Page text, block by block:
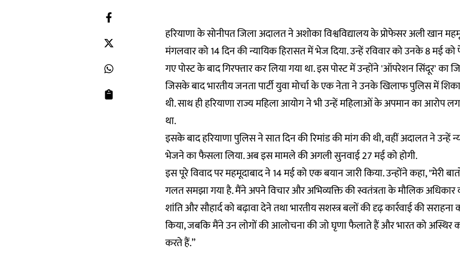
हरियाणा के सोनीपत जिला अदालत ने अशोका विश्वविद्यालय के प्रोफेसर अली खान
मंगलवार को 14 दिन की न्यायिक हिरासत में भेज दिया. उन्हें रविवार को उनके 8 मई
गए पोस्ट के बाद गिरफ्तार कर लिया गया था. इस पोस्ट में उन्होंने 'ऑपरेशन सिंदूर' का
जिसके बाद भारतीय जनता पार्टी युवा मोर्चा के एक नेता ने उनके खिलाफ पुलिस में
थी. साथ ही हरियाणा राज्य महिला आयोग ने भी उन्हें महिलाओं के अपमान का आरोप
था.
इसके बाद हरियाणा पुलिस ने सात दिन की रिमांड की मांग की थी, वहीं अदालत ने उन्हें
भेजने का फैसला लिया. अब इस मामले की अगली सुनवाई 27 मई को होगी.
इस पूरे विवाद पर महमूदाबाद ने 14 मई को एक बयान जारी किया. उन्होंने कहा, "मेरी
गलत समझा गया है. मैंने अपने विचार और अभिव्यक्ति की स्वतंत्रता के मौलिक अधिकार
शांति और सौहार्द को बढ़ावा देने तथा भारतीय सशस्त्र बलों की दृढ़ कार्रवाई की सराहना
किया, जबकि मैंने उन लोगों की आलोचना की जो घृणा फैलाते हैं और भारत को अस्थिर
करते हैं.”